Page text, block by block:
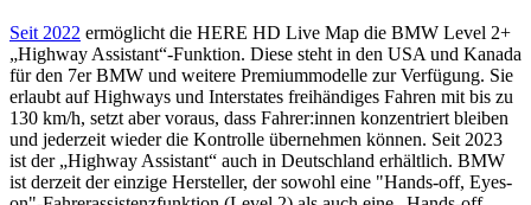
Seit 2022 ermöglicht die HERE HD Live Map die BMW Level 2+
„Highway Assistant“-Funktion. Diese steht in den USA und Kanada
für den 7er BMW und weitere Premiummodelle zur Verfügung. Sie
erlaubt auf Highways und Interstates freihändiges Fahren mit bis zu
130 km/h, setzt aber voraus, dass Fahrer:innen konzentriert bleiben
und jederzeit wieder die Kontrolle übernehmen können. Seit 2023
ist der „Highway Assistant“ auch in Deutschland erhältlich. BMW
ist derzeit der einzige Hersteller, der sowohl eine "Hands-off, Eyes-